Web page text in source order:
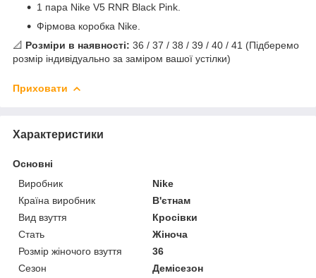
1 пара Nike V5 RNR Black Pink.
Фірмова коробка Nike.
📐 Розміри в наявності: 36 / 37 / 38 / 39 / 40 / 41 (Підберемо
розмір індивідуально за заміром вашої устілки)
Приховати
Характеристики
Основні
Виробник
Nike
Країна виробник
В'єтнам
Вид взуття
Кросівки
Стать
Жіноча
Розмір жіночого взуття
36
Сезон
Демісезон